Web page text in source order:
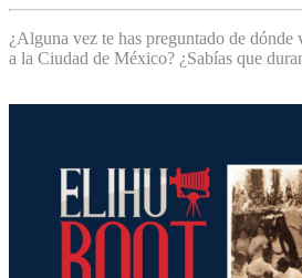
¿Alguna vez te has preguntado de dónde
a la Ciudad de México? ¿Sabías que